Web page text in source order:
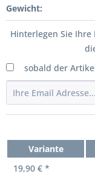
Gewicht:
Hinterlegen Sie
sobald der
Variante
19,90 € *